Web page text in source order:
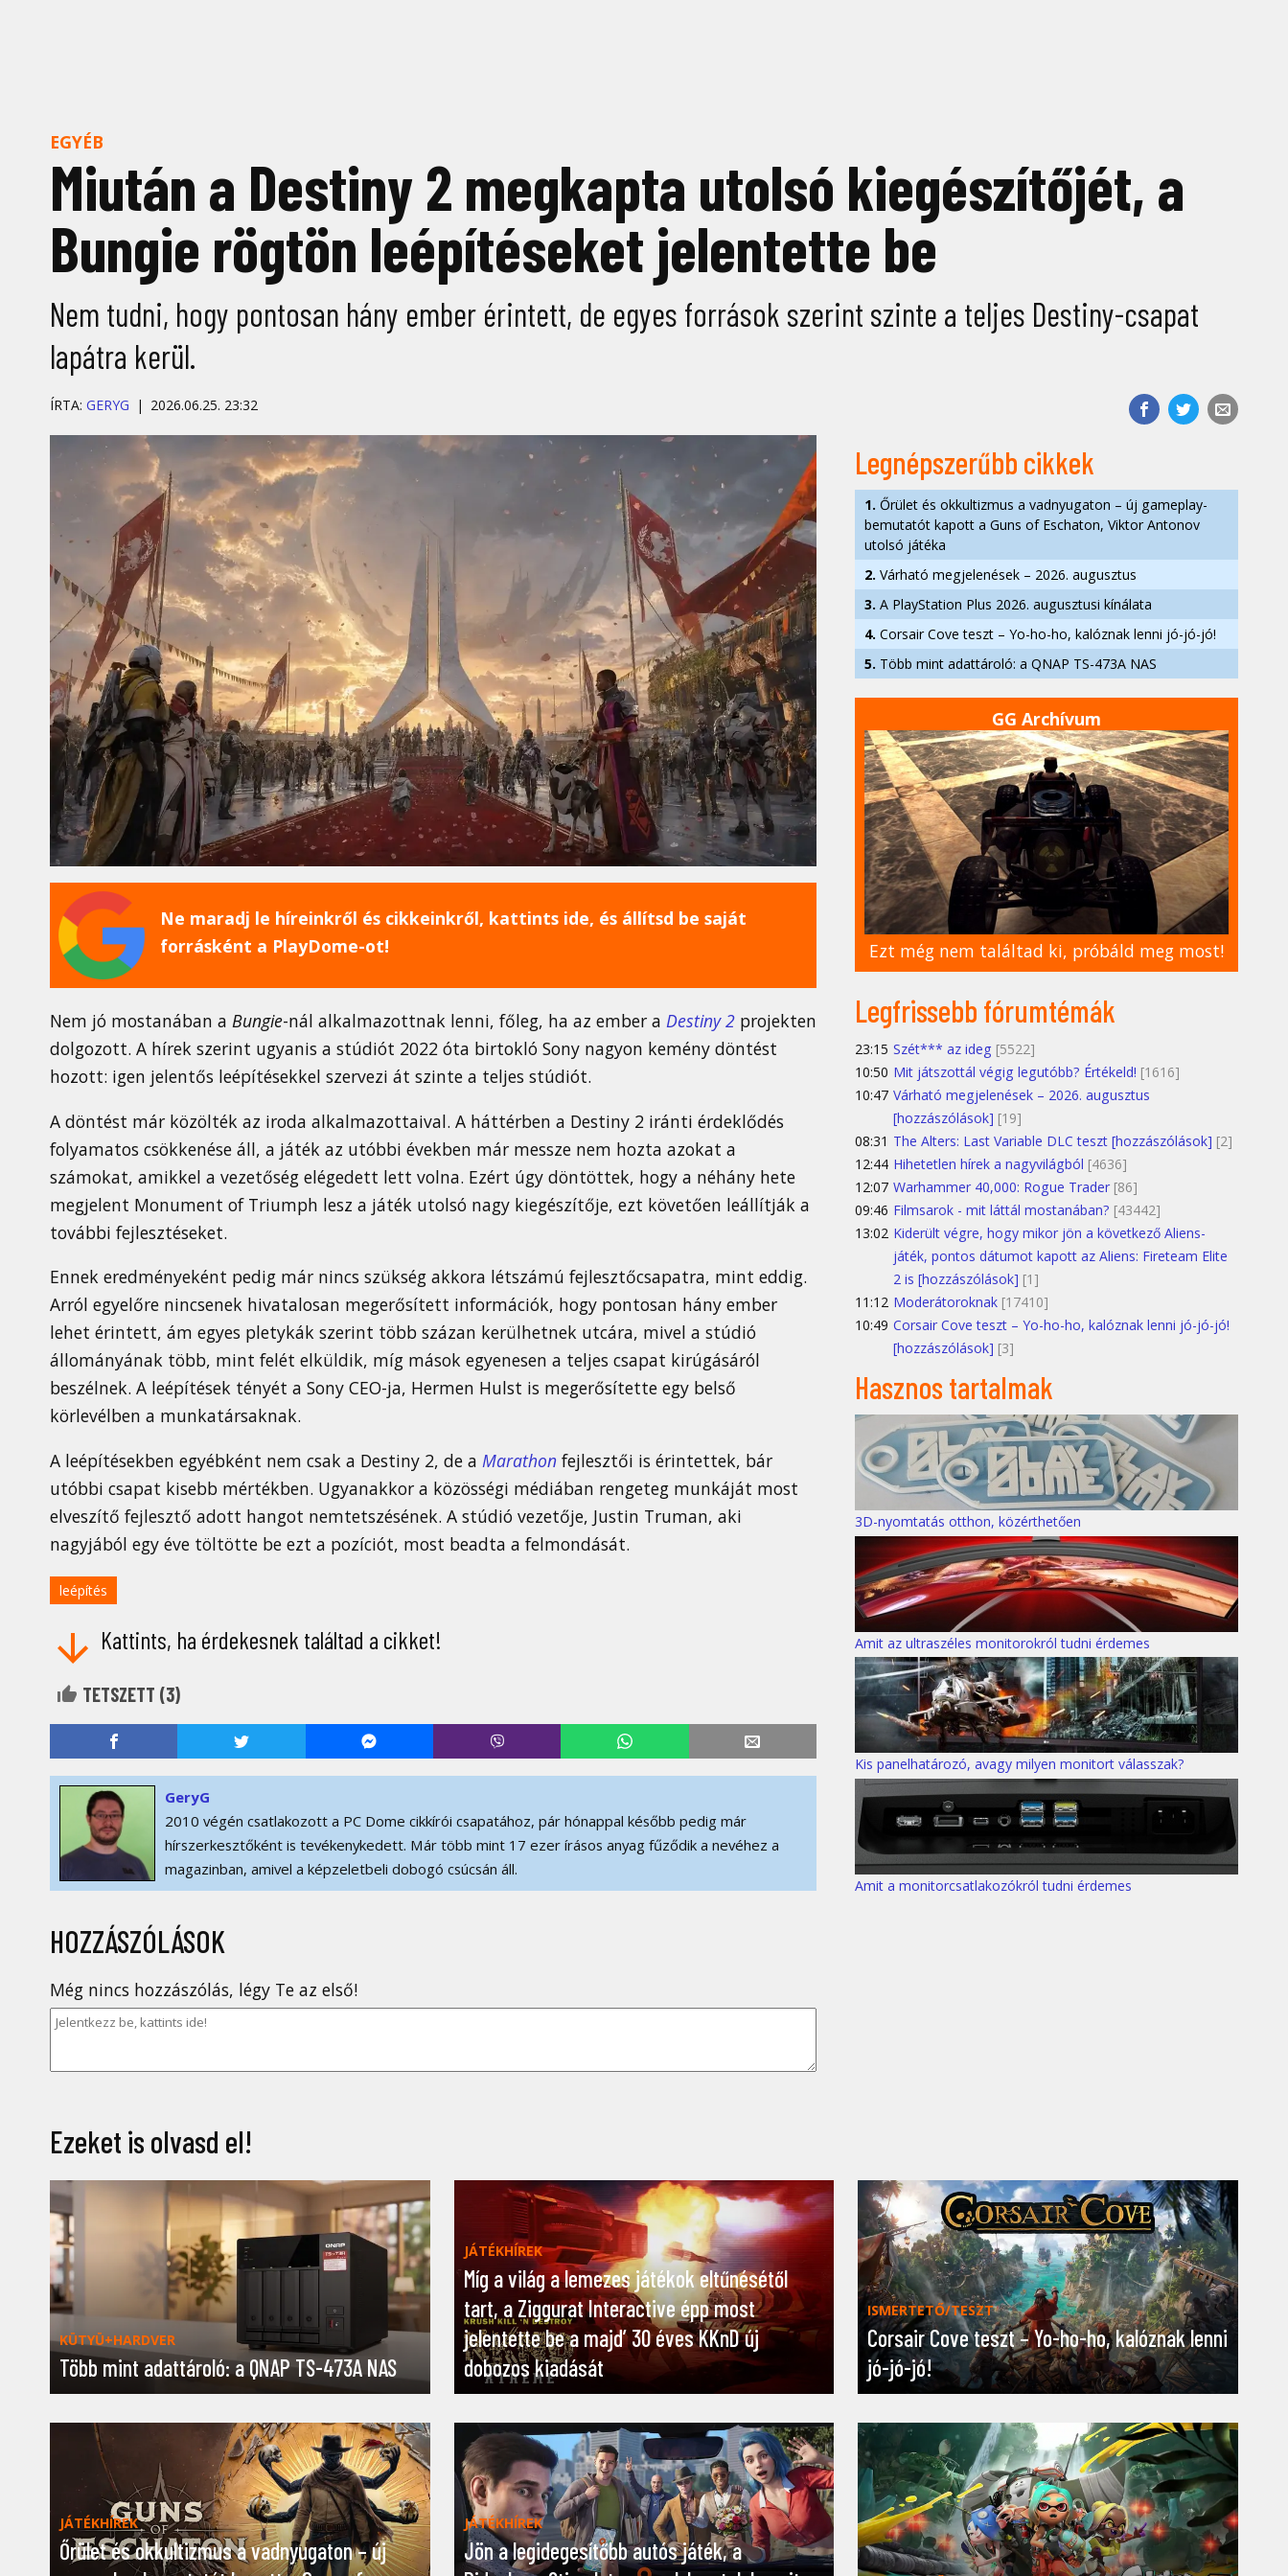
EGYÉB
Miután a Destiny 2 megkapta utolsó kiegészítőjét, a
Bungie rögtön leépítéseket jelentette be
Nem tudni, hogy pontosan hány ember érintett, de egyes források szerint szinte a teljes Destiny-csapat
lapátra kerül.
ÍRTA: GERYG 2026.06.25. 23:32
Ne maradj le híreinkről és cikkeinkről, kattints ide, és állítsd be saját
forrásként a PlayDome-ot!
Nem jó mostanában a Bungie-nál alkalmazottnak lenni, főleg, ha az ember a Destiny 2 projekten
dolgozott. A hírek szerint ugyanis a stúdiót 2022 óta birtokló Sony nagyon kemény döntést
hozott: igen jelentős leépítésekkel szervezi át szinte a teljes stúdiót.
A döntést már közölték az iroda alkalmazottaival. A háttérben a Destiny 2 iránti érdeklődés
folyamatos csökkenése áll, a játék az utóbbi években már messze nem hozta azokat a
számokat, amikkel a vezetőség elégedett lett volna. Ezért úgy döntöttek, hogy a néhány hete
megjelent Monument of Triumph lesz a játék utolsó nagy kiegészítője, ezt követően leállítják a
további fejlesztéseket.
Ennek eredményeként pedig már nincs szükség akkora létszámú fejlesztőcsapatra, mint eddig.
Arról egyelőre nincsenek hivatalosan megerősített információk, hogy pontosan hány ember
lehet érintett, ám egyes pletykák szerint több százan kerülhetnek utcára, mivel a stúdió
állományának több, mint felét elküldik, míg mások egyenesen a teljes csapat kirúgásáról
beszélnek. A leépítések tényét a Sony CEO-ja, Hermen Hulst is megerősítette egy belső
körlevélben a munkatársaknak.
A leépítésekben egyébként nem csak a Destiny 2, de a Marathon fejlesztői is érintettek, bár
utóbbi csapat kisebb mértékben. Ugyanakkor a közösségi médiában rengeteg munkáját most
elveszítő fejlesztő adott hangot nemtetszésének. A stúdió vezetője, Justin Truman, aki
nagyjából egy éve töltötte be ezt a pozíciót, most beadta a felmondását.
leépítés
Kattints, ha érdekesnek találtad a cikket!
TETSZETT (3)
GeryG
2010 végén csatlakozott a PC Dome cikkírói csapatához, pár hónappal később pedig már
hírszerkesztőként is tevékenykedett. Már több mint 17 ezer írásos anyag fűződik a nevéhez a
magazinban, amivel a képzeletbeli dobogó csúcsán áll.
HOZZÁSZÓLÁSOK
Még nincs hozzászólás, légy Te az első!
Legnépszerűbb cikkek
1. Őrület és okkultizmus a vadnyugaton – új gameplay-
bemutatót kapott a Guns of Eschaton, Viktor Antonov
utolsó játéka
2. Várható megjelenések – 2026. augusztus
3. A PlayStation Plus 2026. augusztusi kínálata
4. Corsair Cove teszt – Yo-ho-ho, kalóznak lenni jó-jó-jó!
5. Több mint adattároló: a QNAP TS-473A NAS
GG Archívum
Ezt még nem találtad ki, próbáld meg most!
Legfrissebb fórumtémák
23:15 Szét*** az ideg [5522]
10:50 Mit játszottál végig legutóbb? Értékeld! [1616]
10:47 Várható megjelenések – 2026. augusztus
[hozzászólások] [19]
08:31 The Alters: Last Variable DLC teszt [hozzászólások] [2]
12:44 Hihetetlen hírek a nagyvilágból [4636]
12:07 Warhammer 40,000: Rogue Trader [86]
09:46 Filmsarok - mit láttál mostanában? [43442]
13:02 Kiderült végre, hogy mikor jön a következő Aliens-
játék, pontos dátumot kapott az Aliens: Fireteam Elite
2 is [hozzászólások] [1]
11:12 Moderátoroknak [17410]
10:49 Corsair Cove teszt – Yo-ho-ho, kalóznak lenni jó-jó-jó!
[hozzászólások] [3]
Hasznos tartalmak
3D-nyomtatás otthon, közérthetően
Amit az ultraszéles monitorokról tudni érdemes
Kis panelhatározó, avagy milyen monitort válasszak?
Amit a monitorcsatlakozókról tudni érdemes
Ezeket is olvasd el!
KÜTYÜ+HARDVER
Több mint adattároló: a QNAP TS-473A NAS
JÁTÉKHÍREK
Míg a világ a lemezes játékok eltűnésétől
tart, a Ziggurat Interactive épp most
jelentette be a majd’ 30 éves KKnD új
dobozos kiadását
ISMERTETŐ/TESZT
Corsair Cove teszt – Yo-ho-ho, kalóznak lenni
jó-jó-jó!
JÁTÉKHÍREK
Őrület és okkultizmus a vadnyugaton – új
JÁTÉKHÍREK
Jön a legidegesítőbb autós játék, a